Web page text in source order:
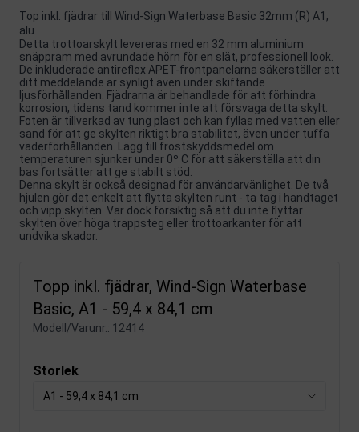
Top inkl. fjädrar till Wind-Sign Waterbase Basic 32mm (R) A1,
alu
Detta trottoarskylt levereras med en 32 mm aluminium
snäppram med avrundade hörn för en slät, professionell look.
De inkluderade antireflex APET-frontpanelarna säkerställer att
ditt meddelande är synligt även under skiftande
ljusförhållanden. Fjädrarna är behandlade för att förhindra
korrosion, tidens tand kommer inte att försvaga detta skylt.
Foten är tillverkad av tung plast och kan fyllas med vatten eller
sand för att ge skylten riktigt bra stabilitet, även under tuffa
väderförhållanden. Lägg till frostskyddsmedel om
temperaturen sjunker under 0º C för att säkerställa att din
bas fortsätter att ge stabilt stöd.
Denna skylt är också designad för användarvänlighet. De två
hjulen gör det enkelt att flytta skylten runt - ta tag i handtaget
och vipp skylten. Var dock försiktig så att du inte flyttar
skylten över höga trappsteg eller trottoarkanter för att
undvika skador.
Topp inkl. fjädrar, Wind-Sign Waterbase
Basic, A1 - 59,4 x 84,1 cm
Modell/Varunr.: 12414
Storlek
A1 - 59,4 x 84,1 cm